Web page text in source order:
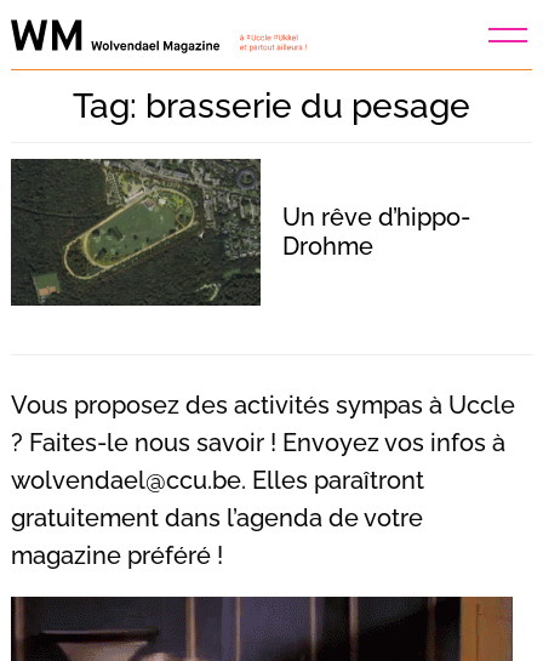
Skip
to
Tag: brasserie du pesage
Un rêve d’hippo-
Drohme
Vous proposez des activités sympas à Uccle
? Faites-le nous savoir ! Envoyez vos infos à
wolvendael@ccu.be. Elles paraîtront
gratuitement dans l’agenda de votre
magazine préféré !
Recherche
pour
: